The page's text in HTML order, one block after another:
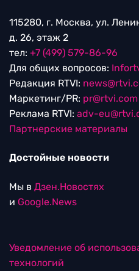
115280, г. Москва, ул.
д. 26, этаж 2
тел: +7 (499) 579-86-96
Для общих вопросов:
Редакция RTVI:
Маркетинг/PR: pr@rtvi.com
Реклама RTVI: adv-
Партнерские материалы
Достойные новости
Мы в Дзен.Новостях
и Google.News
Уведомление об
технологий